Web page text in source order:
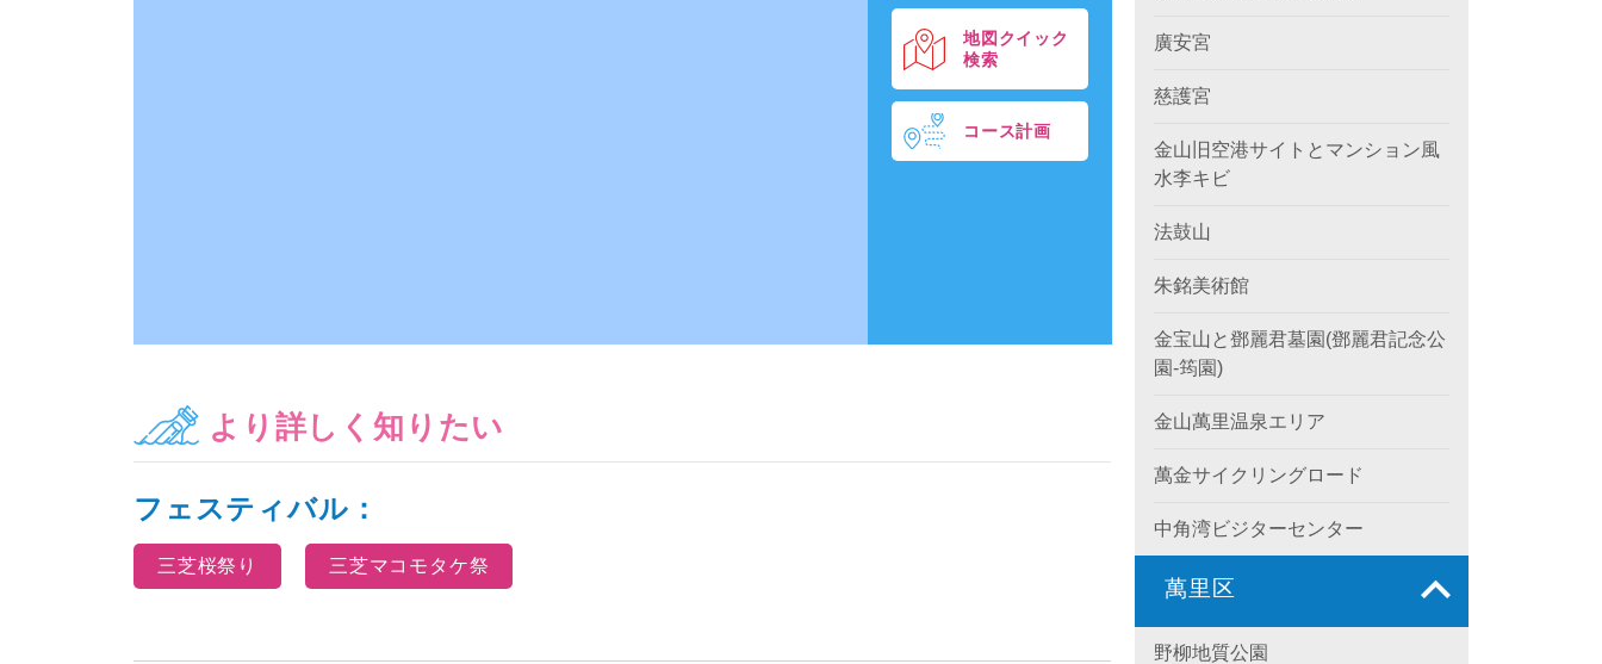
地図クイック
検索
コース計画
より詳しく知りたい
フェスティバル：
三芝桜祭り 三芝マコモタケ祭
廣安宮
慈護宮
金山旧空港サイトとマンション風
水李キビ
法鼓山
朱銘美術館
金宝山と鄧麗君墓園(鄧麗君記念公
園-筠園)
金山萬里温泉エリア
萬金サイクリングロード
中角湾ビジターセンター
萬里区
野柳地質公園